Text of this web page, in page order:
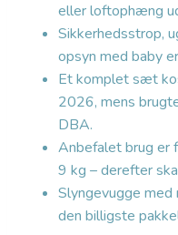
eller loftophæng
Sikkerhedsstrop,
opsyn med baby
Et komplet sæt
2026, mens
DBA.
Anbefalet brug er
9 kg – derefter
Slyngevugge
den billigste